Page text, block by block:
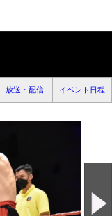
放送・配信 イベント日程